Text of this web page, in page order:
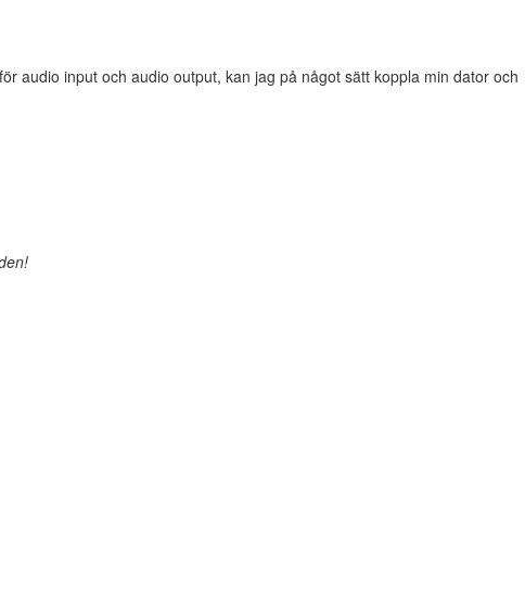
audio input och audio output, kan jag på något sätt koppla min dator och